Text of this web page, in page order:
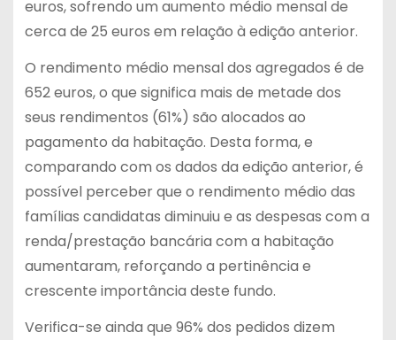
euros, sofrendo um aumento médio mensal de
cerca de 25 euros em relação à edição anterior.
O rendimento médio mensal dos agregados é de
652 euros, o que significa mais de metade dos
seus rendimentos (61%) são alocados ao
pagamento da habitação. Desta forma, e
comparando com os dados da edição anterior, é
possível perceber que o rendimento médio das
famílias candidatas diminuiu e as despesas com a
renda/prestação bancária com a habitação
aumentaram, reforçando a pertinência e
crescente importância deste fundo.
Verifica-se ainda que 96% dos pedidos dizem